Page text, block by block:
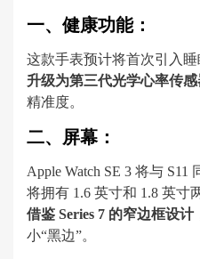
一、健康功能：
这款手表预计将首次引入睡
升级为第三代光学心率传感
精准度。
二、屏幕：
Apple Watch SE 3 将与
将拥有 1.6 英寸和 1.8 英寸
借鉴 Series 7 的窄边框设计
小“黑边”。